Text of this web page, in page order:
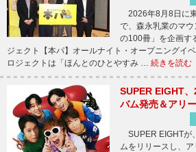
2026年8月8日に
で、森永乳業のマ
の100冊」を企画す
ジェクト【本パ】オールナイト・オープニング
ロジェクトは「ほんとのひとやすみ … 続きを読む
SUPER EIGHT
バム発売＆アリ
SUPER EIGHTが
ムをリリースし、ア